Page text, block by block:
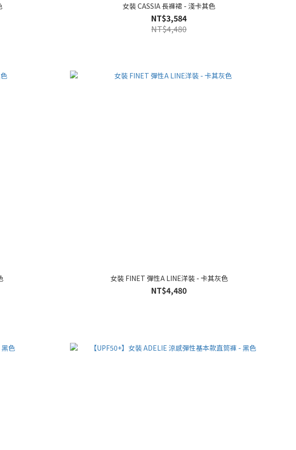
女裝 CASSIA 長褲裙 - 淺卡其色
NT$3,584
NT$4,480
女裝 FINET 彈性A LINE洋裝 - 卡其灰色
NT$4,480